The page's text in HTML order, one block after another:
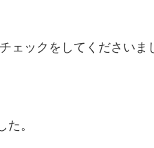
ェックをしてくださいま
。